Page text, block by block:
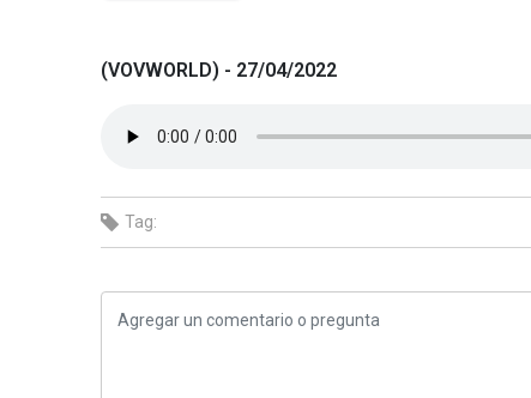
(VOVWORLD) - 27/04/2022
Tag: